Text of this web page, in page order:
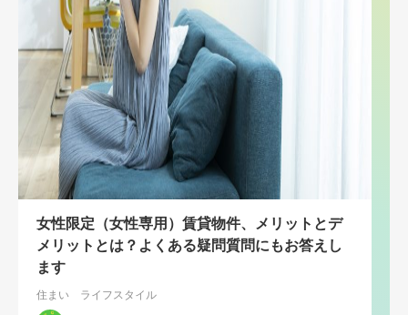
女性限定（女性専用）賃貸物件、メリットとデ
メリットとは？よくある疑問質問にもお答えし
ます
住まい ライフスタイル